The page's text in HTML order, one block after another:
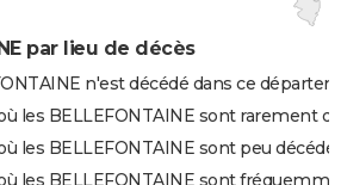
par lieu de décès
n'est décédé dans ce
les BELLEFONTAINE sont rarement
les BELLEFONTAINE sont peu
les BELLEFONTAINE sont